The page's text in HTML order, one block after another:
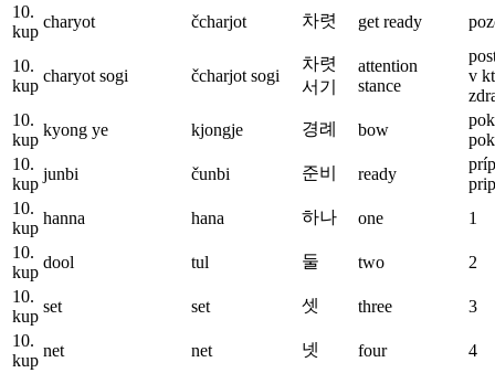
10.
kup
charyot čcharjot 차렷 get ready
10.
kup
charyot sogi čcharjot sogi
차렷
서기
attention
stance
v
10.
kup
kyong ye kjongje 경례 bow
10.
kup
junbi čunbi 준비 ready
10.
kup
hanna hana 하나 one
1
10.
kup
dool tul 둘 two
2
10.
kup
set set 셋 three
3
10.
kup
net net 넷 four
4